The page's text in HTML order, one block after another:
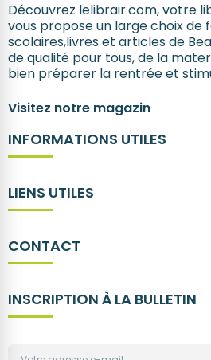
Découvrez lelibrair.com, votre
vous propose un large choix de
scolaires,livres et articles de
de qualité pour tous, de la
bien préparer la rentrée et
Visitez notre magazin
INFORMATIONS UTILES
LIENS UTILES
CONTACT
INSCRIPTION À LA BULLETIN